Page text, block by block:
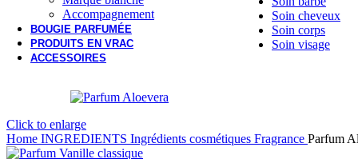
Soin cheveux
Soin corps
Soin visage
Accompagnement
BOUGIE PARFUMÉE
PRODUITS EN VRAC
ACCESSOIRES
Click to enlarge
Home INGREDIENTS Ingrédients cosmétiques Fragrance Parfum